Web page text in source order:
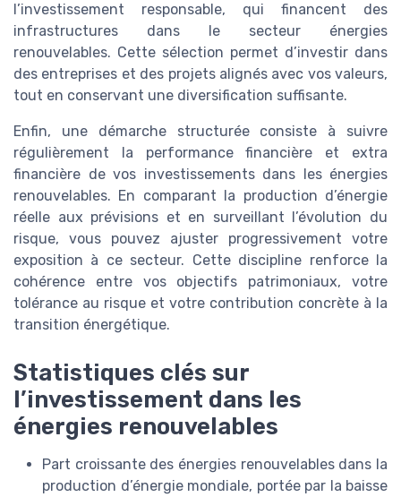
l’investissement responsable, qui financent des
infrastructures dans le secteur énergies
renouvelables. Cette sélection permet d’investir dans
des entreprises et des projets alignés avec vos valeurs,
tout en conservant une diversification suffisante.
Enfin, une démarche structurée consiste à suivre
régulièrement la performance financière et extra
financière de vos investissements dans les énergies
renouvelables. En comparant la production d’énergie
réelle aux prévisions et en surveillant l’évolution du
risque, vous pouvez ajuster progressivement votre
exposition à ce secteur. Cette discipline renforce la
cohérence entre vos objectifs patrimoniaux, votre
tolérance au risque et votre contribution concrète à la
transition énergétique.
Statistiques clés sur
l’investissement dans les
énergies renouvelables
Part croissante des énergies renouvelables dans la
production d’énergie mondiale, portée par la baisse